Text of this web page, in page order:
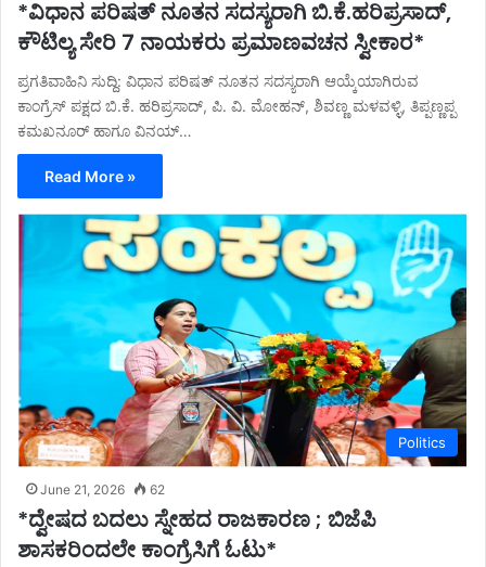
*ವಿಧಾನ ಪರಿಷತ್ ನೂತನ ಸದಸ್ಯರಾಗಿ ಬಿ.ಕೆ.ಹರಿಪ್ರಸಾದ್,
ಕೌಟಿಲ್ಯ ಸೇರಿ 7 ನಾಯಕರು ಪ್ರಮಾಣವಚನ ಸ್ವೀಕಾರ*
ಪ್ರಗತಿವಾಹಿನಿ ಸುದ್ದಿ: ವಿಧಾನ ಪರಿಷತ್ ನೂತನ ಸದಸ್ಯರಾಗಿ ಆಯ್ಕೆಯಾಗಿರುವ
ಕಾಂಗ್ರೆಸ್ ಪಕ್ಷದ ಬಿ.ಕೆ. ಹರಿಪ್ರಸಾದ್, ಪಿ. ವಿ. ಮೋಹನ್, ಶಿವಣ್ಣ ಮಳವಳ್ಳಿ, ತಿಪ್ಪಣ್ಣಪ್ಪ
ಕಮಖನೂರ್ ಹಾಗೂ ವಿನಯ್…
Read More »
Politics
June 21, 2026 62
*ದ್ವೇಷದ ಬದಲು ಸ್ನೇಹದ ರಾಜಕಾರಣ ; ಬಿಜೆಪಿ
ಶಾಸಕರಿಂದಲೇ ಕಾಂಗ್ರೆಸಿಗೆ ಓಟು*